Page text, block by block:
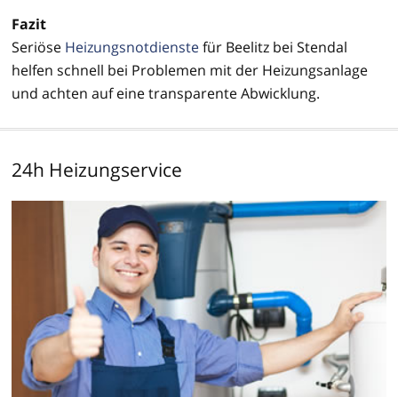
Fazit
Seriöse Heizungsnotdienstefür Beelitz bei Stendal
helfen schnell bei Problemen mit der Heizungsanlage
und achten auf eine transparente Abwicklung.
24h Heizungservice